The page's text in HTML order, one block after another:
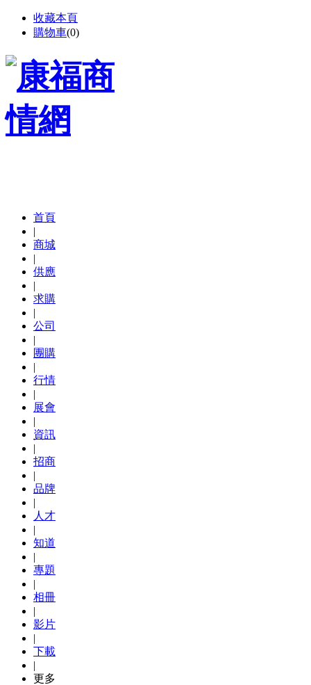
收藏本頁
購物車(0)
首頁
|
商城
|
供應
|
求購
|
公司
|
團購
|
行情
|
展會
|
資訊
|
招商
|
品牌
|
人才
|
知道
|
專題
|
相冊
|
影片
|
下載
|
更多